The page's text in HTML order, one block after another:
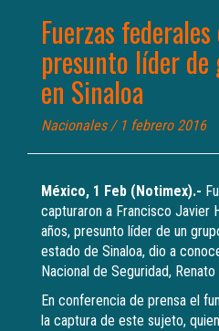
Fuerzas
presunto líder
en Sinaloa
Nacionales/ 1 febrero 2016
México, 1 Feb (Notimex).-
capturaron a Francisco Javier
años, presunto líder de un
estado de Sinaloa, dio a
Nacional de Seguridad,
En conferencia de prensa el
la captura de este sujeto,